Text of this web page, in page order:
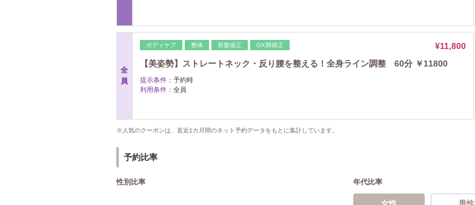
全
員
ボディケア 整体 骨盤矯正 OX脚矯正
¥11,800
【美姿勢】ストレートネック・反り腰を整える！全身ライン調整 60分 ￥11800
提示条件： 予約時
利用条件： 全員
※人気のクーポンは、直近1カ月間のネット予約データをもとに集計しています。
予約比率
性別比率 年代比率